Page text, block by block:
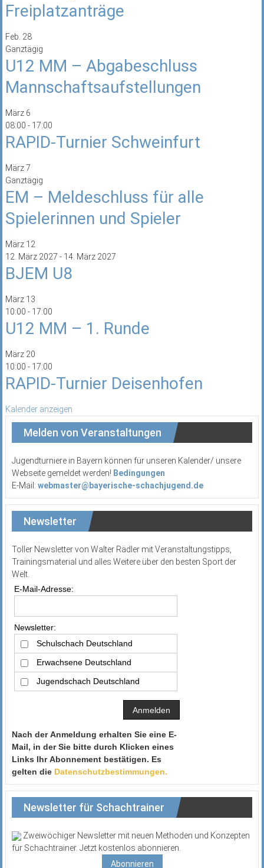
Freiplatzanträge
Feb. 28
Ganztägig
U12 MM – Abgabeschluss
Mannschaftsaufstellungen
März 6
08:00 - 17:00
RAPID-Turnier Schweinfurt
März7
Ganztägig
EM – Meldeschluss für alle
Spielerinnen und Spieler
März 12
12. März 2027 - 14. März 2027
BJEM U8
März 13
10:00 - 17:00
U12 MM – 1. Runde
März 20
10:00 - 17:00
RAPID-Turnier Deisenhofen
Kalender anzeigen
Melden von Veranstaltungen
Jugendturniere in Bayern können für unseren Kalender/ unsere
Webseite gemeldet werden! Bedingungen
E-Mail: webmaster@bayerische-schachjugend.de
Newsletter
Toller Newsletter von Walter Rädler mit Veranstaltungstipps,
Trainingsmaterial und alles Weitere über den besten Sport der
Welt.
E-Mail-Adresse:
Newsletter:
Schulschach Deutschland
Erwachsene Deutschland
Jugendschach Deutschland
Nach der Anmeldung erhalten Sie eine E-
Mail, in der Sie bitte durch Klicken eines
Links Ihr Abonnement bestätigen. Es
gelten die Datenschutzbestimmungen.
Newsletter für Schachtrainer
Zweiwöchiger Newsletter mit neuen Methoden und Konzepten
für Schachtrainer. Jetzt kostenlos abonnieren.
Abonnieren